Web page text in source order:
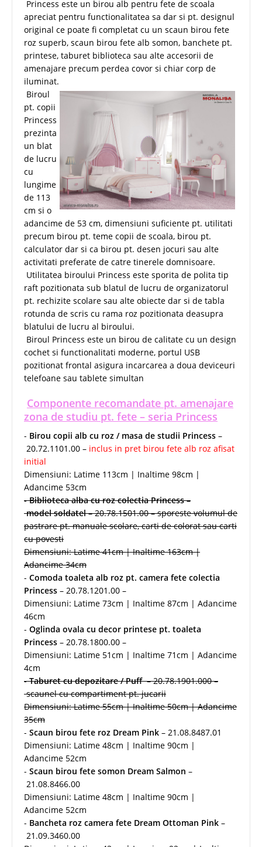
Princess este un birou alb pentru fete de scoala
apreciat pentru functionalitatea sa dar si pt. designul
original ce poate fi completat cu un scaun birou fete
roz superb, scaun birou fete alb somon, banchete pt.
printese, taburet biblioteca sau alte accesorii de
amenajare precum perdea covor si chiar corp de
iluminat.
Biroul
pt. copii
Princess
prezinta
un blat
de lucru
cu
lungime
de 113
cm si o
adancime de 53 cm, dimensiuni suficiente pt. utilitati
precum birou pt. teme copii de scoala, birou pt.
calculator dar si ca birou pt. desen jocuri sau alte
activitati preferate de catre tinerele domnisoare.
Utilitatea biroului Princess este sporita de polita tip
raft pozitionata sub blatul de lucru de organizatorul
pt. rechizite scolare sau alte obiecte dar si de tabla
rotunda de scris cu rama roz pozitionata deasupra
blatului de lucru al biroului.
Biroul Princess este un birou de calitate cu un design
cochet si functionalitati moderne, portul USB
pozitionat frontal asigura incarcarea a doua deviceuri
telefoane sau tablete simultan
Componente recomandate pt. amenajare
zona de studiu pt. fete – seria Princess
- Birou copii alb cu roz / masa de studii Princess –
20.72.1101.00 – inclus in pret birou fete alb roz afisat
initial
Dimensiuni: Latime 113cm | Inaltime 98cm |
Adancime 53cm
-Biblioteca alba cu roz colectia Princess –
model soldatel– 20.78.1501.00 – sporeste volumul de
pastrare pt. manuale scolare, carti de colorat sau carti
cu povesti
Dimensiuni: Latime 41cm | Inaltime 163cm |
Adancime 34cm
- Comoda toaleta alb roz pt. camera fete colectia
Princess – 20.78.1201.00 –
Dimensiuni: Latime 73cm | Inaltime 87cm | Adancime
46cm
- Oglinda ovala cu decor printese pt. toaleta
Princess – 20.78.1800.00 –
Dimensiuni: Latime 51cm | Inaltime 71cm | Adancime
4cm
-Taburet cu depozitare / Puff– 20.78.1901.000 –
scaunel cu compartiment pt. jucarii
Dimensiuni: Latime 55cm | Inaltime 50cm | Adancime
35cm
- Scaun birou fete roz Dream Pink – 21.08.8487.01
Dimensiuni: Latime 48cm | Inaltime 90cm |
Adancime 52cm
- Scaun birou fete somon Dream Salmon –
21.08.8466.00
Dimensiuni: Latime 48cm | Inaltime 90cm |
Adancime 52cm
- Bancheta roz camera fete Dream Ottoman Pink –
21.09.3460.00